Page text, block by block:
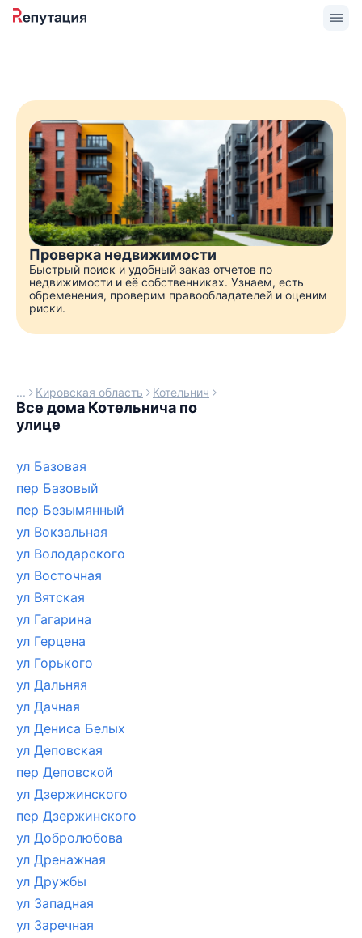
Проверка недвижимости
Быстрый поиск и удобный заказ отчетов по
недвижимости и её собственниках. Узнаем, есть
обременения, проверим правообладателей и оценим
риски.
Кировская область Котельнич
Все дома Котельнича по
улице
ул Базовая
пер Базовый
пер Безымянный
ул Вокзальная
ул Володарского
ул Восточная
ул Вятская
ул Гагарина
ул Герцена
ул Горького
ул Дальняя
ул Дачная
ул Дениса Белых
ул Деповская
пер Деповской
ул Дзержинского
пер Дзержинского
ул Добролюбова
ул Дренажная
ул Дружбы
ул Западная
ул Заречная